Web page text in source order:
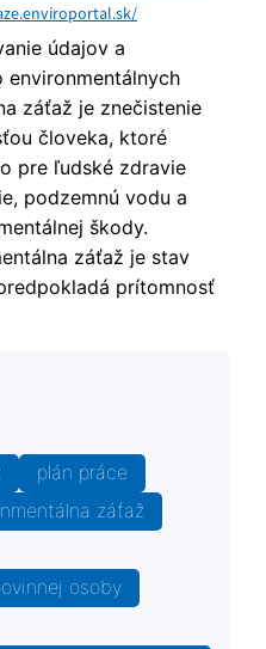
údajov a
záťaž je znečistenie
človeka, ktoré
pre ľudské zdravie
podzemnú vodu a
škody.
záťaž je stav
prítomnosť
plán práce
záťaž
osoby